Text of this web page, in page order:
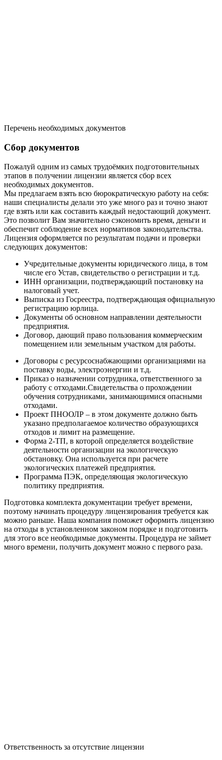
Перечень необходимых документов
Сбор документов
Пожалуй одним из самых трудоёмких подготовительных
этапов в получении лицензии является сбор всех
необходимых документов.
Мы предлагаем взять всю бюрократическую работу на себя:
наши специалисты делали это уже много раз и точно знают
где взять или как составить каждый недостающий документ.
Это позволит Вам значительно сэкономить время, деньги и
обеспечит соблюдение всех нормативов законодательства.
Лицензия оформляется по результатам подачи и проверки
следующих документов:
Учредительные документы юридического лица, в том
числе его Устав, свидетельство о регистрации и т.д.
ИНН организации, подтверждающий постановку на
налоговый учет.
Выписка из Госреестра, подтверждающая официальную
регистрацию юрлица.
Документы об основном направлении деятельности
предприятия.
Договор, дающий право пользования коммерческим
помещением или земельным участком для работы.
Договоры с ресурсоснабжающими организациями на
поставку воды, электроэнергии и т.д.
Приказ о назначении сотрудника, ответственного за
работу с отходами.Свидетельства о прохождении
обучения сотрудниками, занимающимися опасными
отходами.
Проект ПНООЛР – в этом документе должно быть
указано предполагаемое количество образующихся
отходов и лимит на размещение.
Форма 2-ТП, в которой определяется воздействие
деятельности организации на экологическую
обстановку. Она используется при расчете
экологических платежей предприятия.
Программа ПЭК, определяющая экологическую
политику предприятия.
Подготовка комплекта документации требует времени,
поэтому начинать процедуру лицензирования требуется как
можно раньше. Наша компания поможет оформить лицензию
на отходы в установленном законом порядке и подготовить
для этого все необходимые документы. Процедура не займет
много времени, получить документ можно с первого раза.
Ответственность за отсутствие лицензии